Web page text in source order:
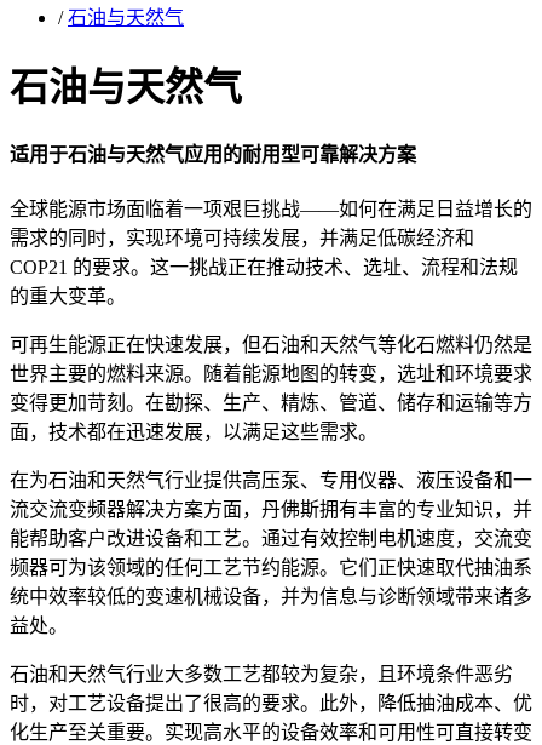
/ 石油与天然气
石油与天然气
适用于石油与天然气应用的耐用型可靠解决方案
全球能源市场面临着一项艰巨挑战——如何在满足日益增长的
需求的同时，实现环境可持续发展，并满足低碳经济和
COP21 的要求。这一挑战正在推动技术、选址、流程和法规
的重大变革。
可再生能源正在快速发展，但石油和天然气等化石燃料仍然是
世界主要的燃料来源。随着能源地图的转变，选址和环境要求
变得更加苛刻。在勘探、生产、精炼、管道、储存和运输等方
面，技术都在迅速发展，以满足这些需求。
在为石油和天然气行业提供高压泵、专用仪器、液压设备和一
流交流变频器解决方案方面，丹佛斯拥有丰富的专业知识，并
能帮助客户改进设备和工艺。通过有效控制电机速度，交流变
频器可为该领域的任何工艺节约能源。它们正快速取代抽油系
统中效率较低的变速机械设备，并为信息与诊断领域带来诸多
益处。
石油和天然气行业大多数工艺都较为复杂，且环境条件恶劣
时，对工艺设备提出了很高的要求。此外，降低抽油成本、优
化生产至关重要。实现高水平的设备效率和可用性可直接转变